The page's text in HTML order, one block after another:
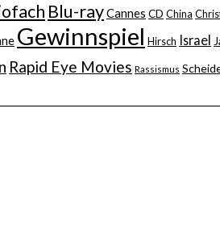
Blu-rayCannes CD China
Gewinnspiel Hirsch Israel
Rapid Eye Movies Rassismus